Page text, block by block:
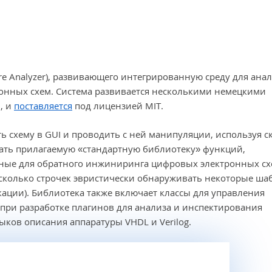
Analyzer), развивающего интегрированную среду для
схем. Система развивается несколькими немецкими
и поставляется под лицензией MIT.
схему в GUI и проводить с ней манипуляции, используя
прилагаемую «стандартную библиотеку» функций,
для обратного инжиниринга цифровых электронных
строчек эвристически обнаруживать некоторые
Библиотека также включает классы для управления
разработке плагинов для анализа и инспектирования
описания аппаратуры VHDL и Verilog.